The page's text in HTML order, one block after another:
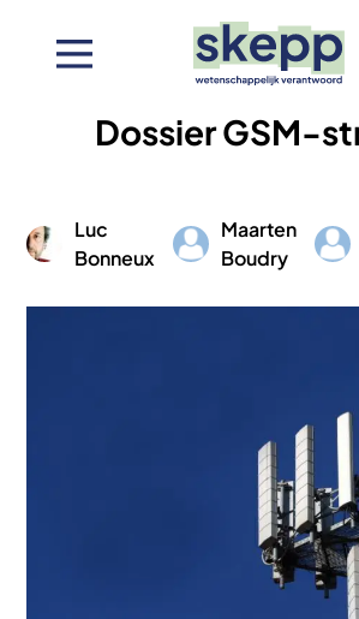
Dossier GSM-
Afbeelding
Luc
Bonneux
Afbeelding
Maarten
Boudry